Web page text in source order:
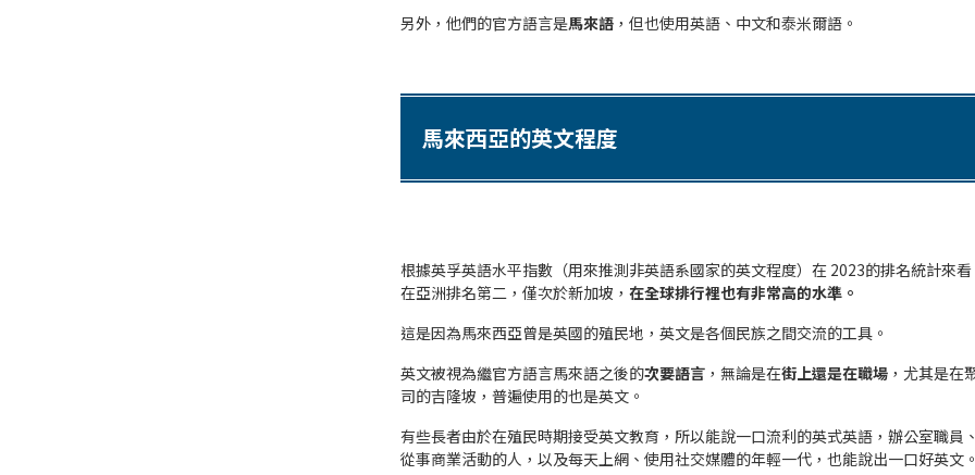
另外，他們的官方語言是馬來語 ，但也使用英語、中文和泰米爾語。
馬來西亞的英文程度
根據英孚英語水平指數 （用來推測非英語系國家的英文程度）在 2023的排名統計來
在亞洲排名第二，僅次於新加坡， 在全球排行裡也有非常高的水準。
這是因為馬來西亞曾是英國的殖民地，英文是各個民族之間交流的工具。
英文被視為繼官方語言馬來語之後的次要語言 ，無論是在街上還是在職場 ，尤其是在
司的吉隆坡，普遍使用的也是英文。
有些長者由於在殖民時期接受英文教育，所以能說一口流利的英式英語，辦公室職員
從事商業活動的人，以及每天上網、使用社交媒體的年輕一代，也能說出一口好英文。